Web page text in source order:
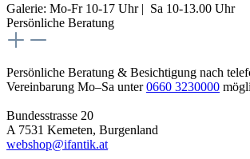
Galerie: Mo-Fr 10-17 Uhr | Sa 10-13.00 Uhr
Persönliche Beratung
Persönliche Beratung & Besichtigung nach
Vereinbarung Mo–Sa unter0660 3230000
Bundesstrasse 20
A 7531 Kemeten, Burgenland
webshop@ifantik.at